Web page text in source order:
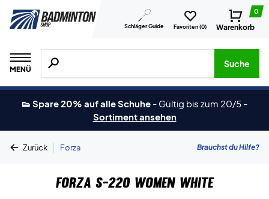
Schläger Guide Favoriten (0)
0
Warenkorb
MENÜ
Suche nach Produkten, Marken usw.
Suche
👟 Spare 20% auf alle Schuhe - Gültig bis zum 20/5 -
Sortiment ansehen
Zurück | Forza Brauchst du Hilfe?
Forza S-220 Women White